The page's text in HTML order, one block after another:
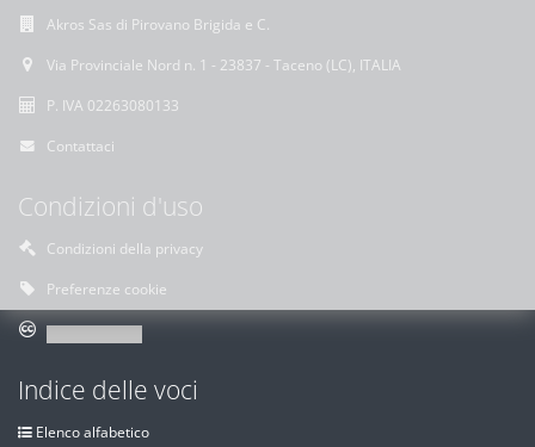
Akros Sas di Pirovano Brigida e C.
Via Provinciale Nord n. 1 - 23837 - Taceno (LC), ITALIA
P. IVA 02263080133
Contattaci
Condizioni d'uso
Condizioni della privacy
Preferenze cookie
Indice delle voci
Elenco alfabetico